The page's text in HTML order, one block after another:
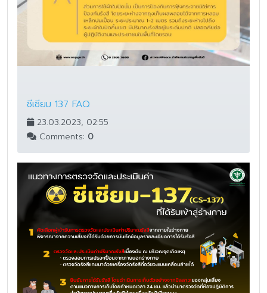
ซีเซียม 137 FAQ
23.03.2023, 02:55
Comments: 0